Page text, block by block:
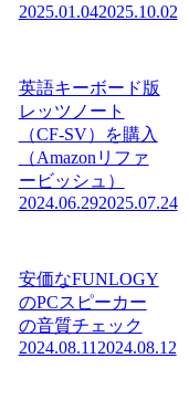
2025.01.042025.10.02
英語キーボード版
レッツノート
（CF-SV）を購入
（Amazonリファ
ービッシュ）
2024.06.292025.07.24
安価なFUNLOGY
のPCスピーカー
の音質チェック
2024.08.11 2024.08.12